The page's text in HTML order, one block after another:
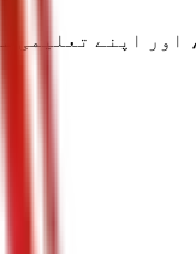
اپنے تعلیمی